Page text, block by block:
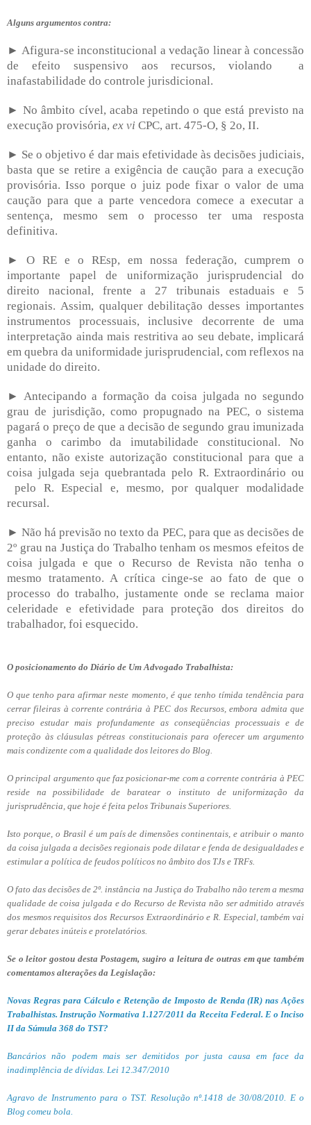
Alguns argumentos contra:
► Afigura-se inconstitucional a vedação linear à concessão
de efeito suspensivo aos recursos, violando
a
inafastabilidade do controle jurisdicional.
► No âmbito cível, acaba repetindo o que está previsto na
execução provisória, ex vi CPC, art. 475-O, § 2o, II.
► Se o objetivo é dar mais efetividade às decisões judiciais,
basta que se retire a exigência de caução para a execução
provisória. Isso porque o juiz pode fixar o valor de uma
caução para que a parte vencedora comece a executar a
sentença, mesmo sem o processo ter uma resposta
definitiva.
► O RE e o REsp, em nossa federação, cumprem o
importante papel de uniformização jurisprudencial do
direito nacional, frente a 27 tribunais estaduais e 5
regionais. Assim, qualquer debilitação desses importantes
instrumentos processuais, inclusive decorrente de uma
interpretação ainda mais restritiva ao seu debate, implicará
em quebra da uniformidade jurisprudencial, com reflexos na
unidade do direito.
► Antecipando a formação da coisa julgada no segundo
grau de jurisdição, como propugnado na PEC, o sistema
pagará o preço de que a decisão de segundo grau imunizada
ganha o carimbo da imutabilidade constitucional. No
entanto, não existe autorização constitucional para que a
coisa julgada seja quebrantada pelo R. Extraordinário ou
pelo R. Especial e, mesmo, por qualquer modalidade
recursal.
► Não há previsão no texto da PEC, para que as decisões de
2º grau na Justiça do Trabalho tenham os mesmos efeitos de
coisa julgada e que o Recurso de Revista não tenha o
mesmo tratamento. A crítica cinge-se ao fato de que o
processo do trabalho, justamente onde se reclama maior
celeridade e efetividade para proteção dos direitos do
trabalhador, foi esquecido.
O posicionamento do Diário de Um Advogado Trabalhista:
O que tenho para afirmar neste momento, é que tenho tímida tendência para
cerrar fileiras à corrente contrária à PEC dos Recursos, embora admita que
preciso estudar mais profundamente as conseqüências processuais e de
proteção às cláusulas pétreas constitucionais para oferecer um argumento
mais condizente com a qualidade dos leitores do Blog.
O principal argumento que faz posicionar-me com a corrente contrária à PEC
reside na possibilidade de baratear o instituto de uniformização da
jurisprudência, que hoje é feita pelos Tribunais Superiores.
Isto porque, o Brasil é um país de dimensões continentais, e atribuir o manto
da coisa julgada a decisões regionais pode dilatar e fenda de desigualdades e
estimular a política de feudos políticos no âmbito dos TJs e TRFs.
O fato das decisões de 2º. instância na Justiça do Trabalho não terem a mesma
qualidade de coisa julgada e do Recurso de Revista não ser admitido através
dos mesmos requisitos dos Recursos Extraordinário e R. Especial, também vai
gerar debates inúteis e protelatórios.
Se o leitor gostou desta Postagem, sugiro a leitura de outras em que também
comentamos alterações da Legislação:
Novas Regras para Cálculo e Retenção de Imposto de Renda (IR) nas Ações
Trabalhistas. Instrução Normativa 1.127/2011 da Receita Federal. E o Inciso
II da Súmula 368 do TST?
Bancários não podem mais ser demitidos por justa causa em face da
inadimplência de dívidas. Lei 12.347/2010
Agravo de Instrumento para o TST. Resolução nº.1418 de 30/08/2010. E o
Blog comeu bola.